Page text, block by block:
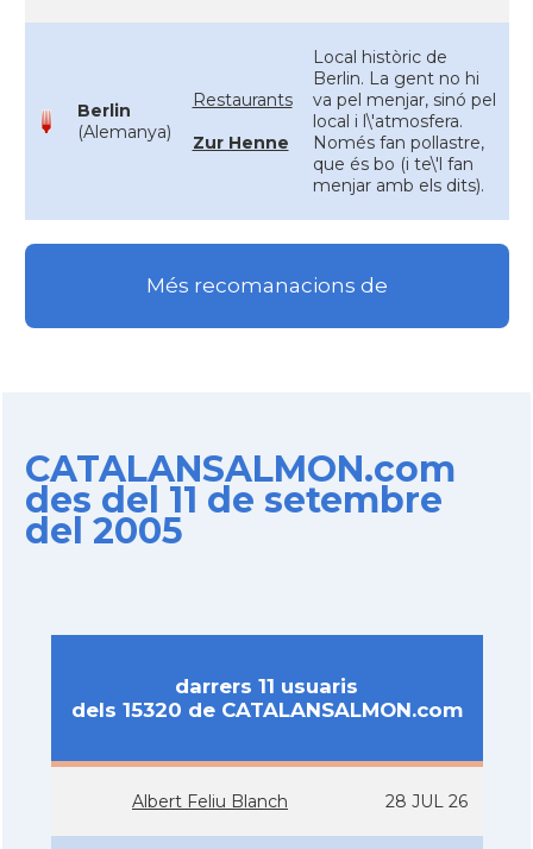
Berlin
(Alemanya)
Restaurants
Zur Henne
Local històric de
Berlin. La gent no hi
va pel menjar, sinó pel
local i l\'atmosfera.
Només fan pollastre,
que és bo (i te\'l fan
menjar amb els dits).
Més recomanacions de
CATALANSALMON.com
des del 11 de setembre
del 2005
darrers 11 usuaris
dels 15320 de CATALANSALMON.com
Albert Feliu Blanch 28 JUL 26